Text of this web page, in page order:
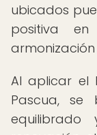
ubicados
positiva
Al aplicar el
Pascua, se